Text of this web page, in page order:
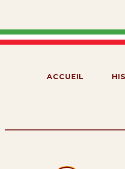
ACCUEIL